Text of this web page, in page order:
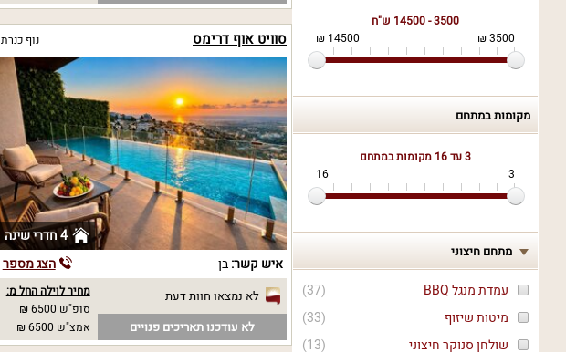
3500 - 14500 ש"ח
3500 ₪
14500 ₪
מקומות במתחם
3 עד 16
מקומות במתחם
3
16
מתחם חיצוני
(
37
)
עמדת מנגל BBQ
(
33
)
מיטות שיזוף
(
13
)
שולחן סנוקר חיצוני
סוויט אוף דרימס נוף כנרת
4 חדרי שינה
איש קשר:בן הצג מספר
לא נמצאו חוות דעת
לא עודכנו תאריכים פנויים
מחיר לוילה החל מ:
סופ"ש 6500 ₪
אמצ"ש 6500 ₪